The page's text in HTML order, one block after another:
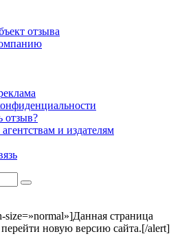
отзыва
отзыв?
и издателям
size=»normal»]Данная страница
новую версию сайта.[/alert]